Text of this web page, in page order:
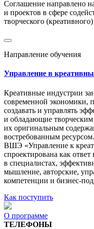
Соглашение направлено
и проектов в сфере
творческого
Направление обучения
Управление в
Креативные индустрии
современной экономики,
создавать и управлять
и обладающие
их оригинальным
востребованным
ВШЭ «Управление к
спроектирована как
в специалистах,
мышление, авторские,
компетенции и бизнес-
Как поступить
О программе
ТЕЛЕФОНЫ